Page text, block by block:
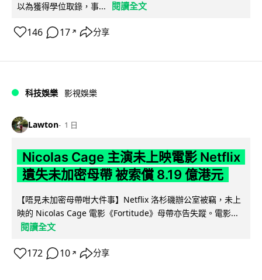
以為獲得學位取錄，事...
閱讀全文
146 17 ↗ 分享
科技娛樂 影視娛樂
Lawton 1 日
Nicolas Cage 主演未上映電影 Netflix
遺失未加密母帶 被索償 8.19 億港元
【唔見未加密母帶咁大件事】Netflix 洛杉磯辦公室被竊，未上
映的 Nicolas Cage 電影《Fortitude》母帶亦告失蹤。電影...
閱讀全文
172 10 ↗ 分享